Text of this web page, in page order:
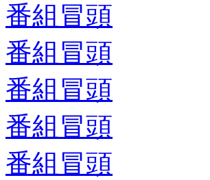
番組冒頭
番組冒頭
番組冒頭
番組冒頭
番組冒頭